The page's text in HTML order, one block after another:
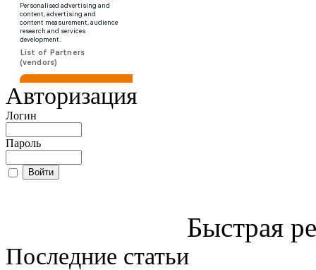
Авторизация
Логин
Пароль
Быстрая
Последние статьи